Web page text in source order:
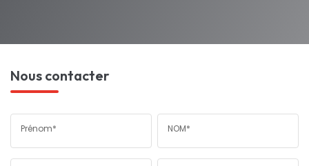
Nous contacter
Prénom* NOM*